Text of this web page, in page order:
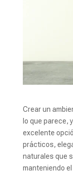
Crear un
lo que parece,
excelente
prácticos,
naturales que
manteniendo